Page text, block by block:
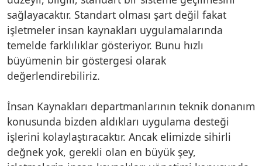
sağlayacaktır. Standart olması şart değil fakat
işletmeler insan kaynakları uygulamalarında
temelde farklılıklar gösteriyor. Bunu hızlı
büyümenin bir göstergesi olarak
değerlendirebiliriz.
İnsan Kaynakları departmanlarının teknik donanım
konusunda bizden aldıkları uygulama desteği
işlerini kolaylaştıracaktır. Ancak elimizde sihirli
değnek yok, gerekli olan en büyük şey,